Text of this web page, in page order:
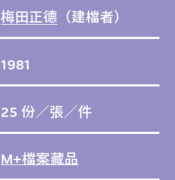
梅田正德 （建檔者）
1981
25 份／張／件
M+檔案藏品